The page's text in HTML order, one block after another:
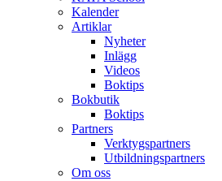
Kalender
Artiklar
Nyheter
Inlägg
Videos
Boktips
Bokbutik
Boktips
Partners
Verktygspartners
Utbildningspartners
Om oss